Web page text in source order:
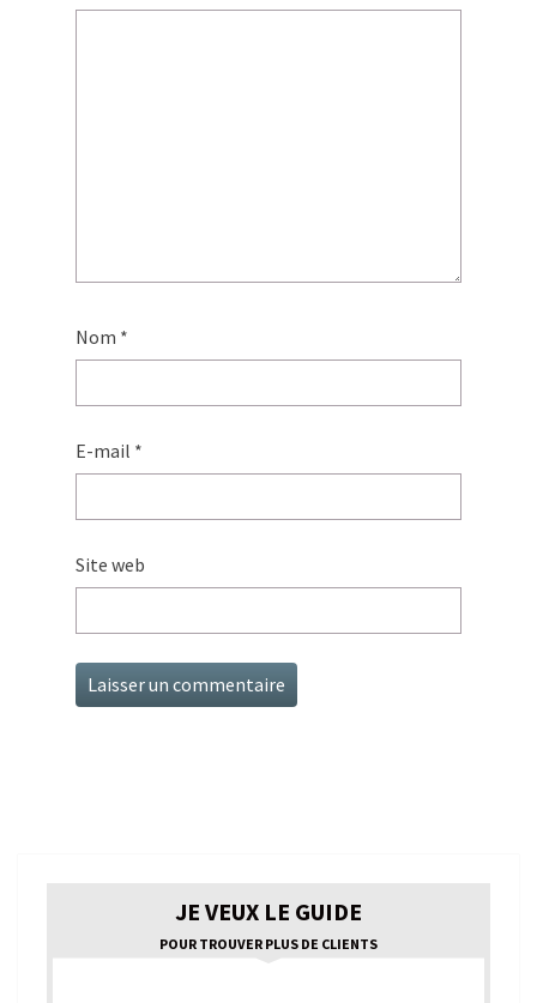
Nom *
E-mail *
Site web
JE VEUX LE GUIDE
POUR TROUVER PLUS DE CLIENTS